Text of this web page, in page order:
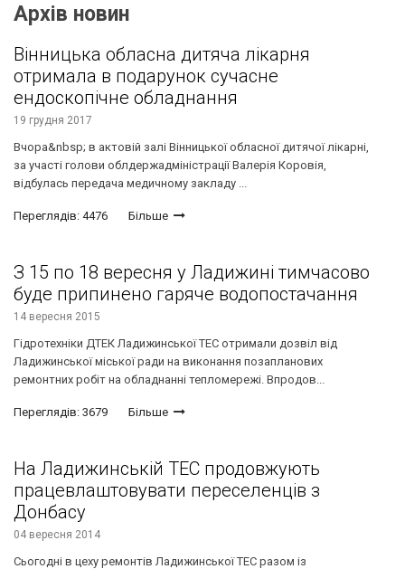
Архів новин
Вінницька обласна дитяча лікарня
отримала в подарунок сучасне
ендоскопічне обладнання
19 грудня 2017
Вчора&nbsp; в актовій залі Вінницької обласної дитячої лікарні,
за участі голови облдержадміністрації Валерія Коровія,
відбулась передача медичному закладу ...
Переглядів: 4476 Більше
З 15 по 18 вересня у Ладижині тимчасово
буде припинено гаряче водопостачання
14 вересня 2015
Гідротехніки ДТЕК Ладижинської ТЕС отримали дозвіл від
Ладижинської міської ради на виконання позапланових
ремонтних робіт на обладнанні тепломережі. Впродов...
Переглядів: 3679 Більше
На Ладижинській ТЕС продовжують
працевлаштовувати переселенців з
Донбасу
04 вересня 2014
Сьогодні в цеху ремонтів Ладижинської ТЕС разом із